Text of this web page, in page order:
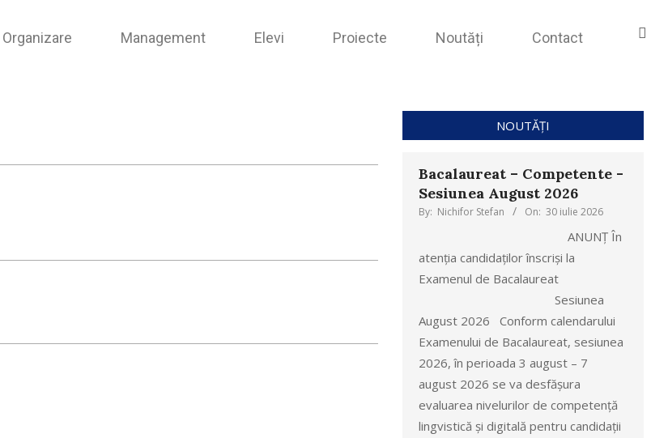
Organizare Management Elevi Proiecte Noutăți Contact
NOUTĂȚI
Bacalaureat – Competente -
Sesiunea August 2026
By: Nichifor Stefan On: 30 iulie 2026
ANUNȚ În
atenția candidaților înscriși la
Examenul de Bacalaureat
Sesiunea
August 2026 Conform calendarului
Examenului de Bacalaureat, sesiunea
2026, în perioada 3 august – 7
august 2026 se va desfășura
evaluarea nivelurilor de competență
lingvistică și digitală pentru candidații